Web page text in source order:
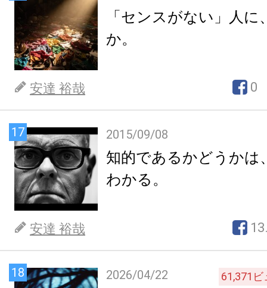
「センスがない」人
か。
安達 裕哉 0
17 2015/09/08
知的であるかどうかは
わかる。
安達 裕哉
18 2026/04/22 61,371 ビ